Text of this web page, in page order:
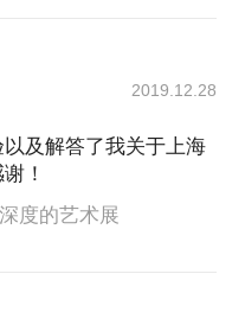
2019.12.28
及解答了我关于上海
！
度的艺术展